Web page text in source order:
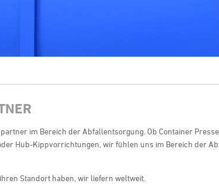
im Bereich der Abfallentsorgung. Ob Container
Hub-Kippvorrichtungen, wir fühlen uns im Bereich der
Standort haben, wir liefern weltweit.